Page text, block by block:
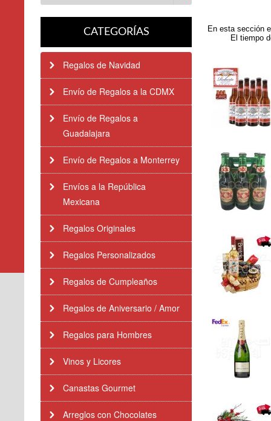
CATEGORÍAS
Regalos de Navidad
Envío de Regalos a la CDMX
Envío de Regalos a
Guadalajara
Envío de Regalos a Monterrey
Envíos a la República
Mexicana
Regalos Originales
Regalos Personalizados
Regalos de Cumpleaños
Regalos de Aniversario / Amor
Regalos para Hombres
Vinos y Licores
Canastas Gourmet
Arreglos con Chocolates
En esta sección
El tiempo